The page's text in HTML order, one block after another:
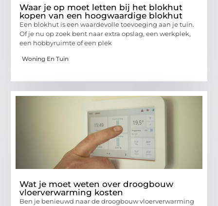
Waar je op moet letten bij het blokhut
kopen van een hoogwaardige blokhut
Een blokhut is een waardevolle toevoeging aan je tuin.
Of je nu op zoek bent naar extra opslag, een werkplek,
een hobbyruimte of een plek
Woning En Tuin
Wat je moet weten over droogbouw
vloerverwarming kosten
Ben je benieuwd naar de droogbouw vloerverwarming